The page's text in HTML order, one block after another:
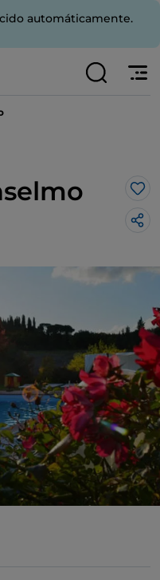
automáticamente.
Me